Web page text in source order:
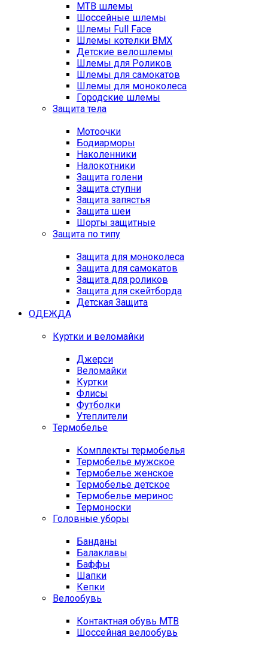
MTB шлемы
Шоссейные шлемы
Шлемы Full Face
Шлемы котелки BMX
Детские велошлемы
Шлемы для Роликов
Шлемы для самокатов
Шлемы для моноколеса
Городские шлемы
Защита тела
Мотоочки
Бодиарморы
Наколенники
Налокотники
Защита голени
Защита ступни
Защита запястья
Защита шеи
Шорты защитные
Защита по типу
Защита для моноколеса
Защита для самокатов
Защита для роликов
Защита для скейтборда
Детская Защита
ОДЕЖДА
Куртки и веломайки
Джерси
Веломайки
Куртки
Флисы
Футболки
Утеплители
Термобелье
Комплекты термобелья
Термобелье мужское
Термобелье женское
Термобелье детское
Термобелье меринос
Термоноски
Головные уборы
Банданы
Балаклавы
Баффы
Шапки
Кепки
Велообувь
Контактная обувь MTB
Шоссейная велообувь